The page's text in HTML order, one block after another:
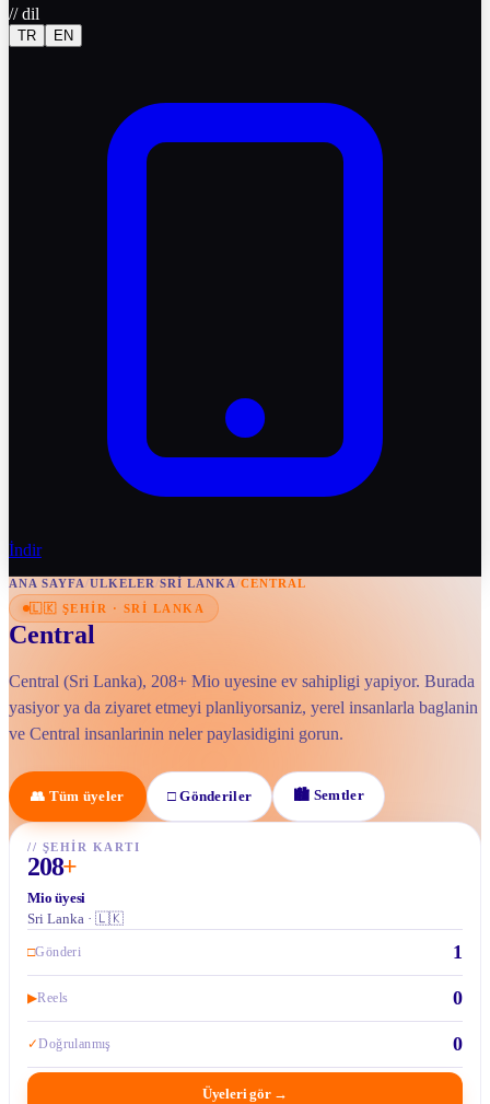
//dil
TR EN
İndir
ANA SAYFA/ULKELER/SRI LANKA/CENTRAL
🇱🇰 ŞEHIR · SRI LANKA
Central
Central (Sri Lanka), 208+ Mio uyesine ev sahipligi yapiyor. Burada
yasiyor ya da ziyaret etmeyi planliyorsaniz, yerel insanlarla baglanin
ve Central insanlarinin neler paylasidigini gorun.
👥 Tüm üyeler □Gönderiler 🏙 Semtler
// ŞEHIR KARTI
208+
Mio üyesi
Sri Lanka · 🇱🇰
□Gönderi 1
▶Reels 0
✓Doğrulanmış 0
Üyeleri gör →